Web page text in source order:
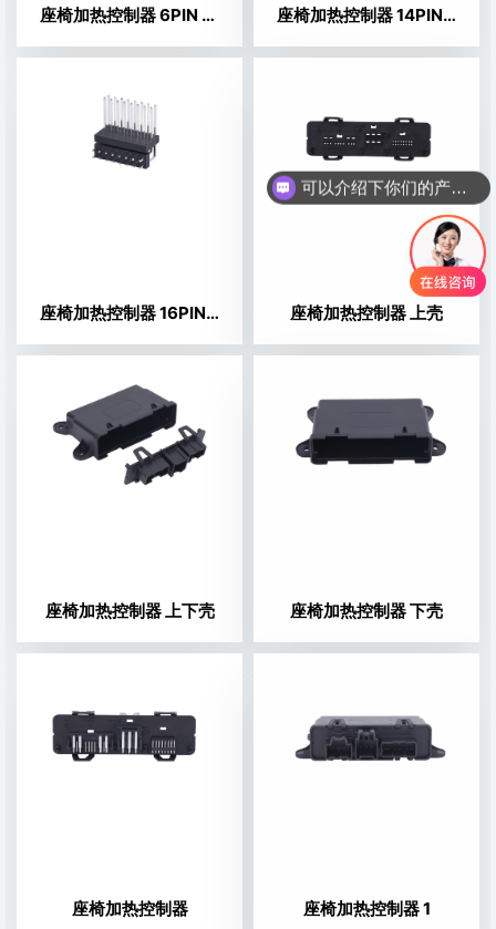
座椅加热控制器 6PIN 双针 针座 座椅加热控制器 14PIN 双针 针座
座椅加热控制器 16PIN 双针 针座 座椅加热控制器 上壳
座椅加热控制器 上下壳 座椅加热控制器 下壳
座椅加热控制器 座椅加热控制器 1
可以介绍下你们的产品么